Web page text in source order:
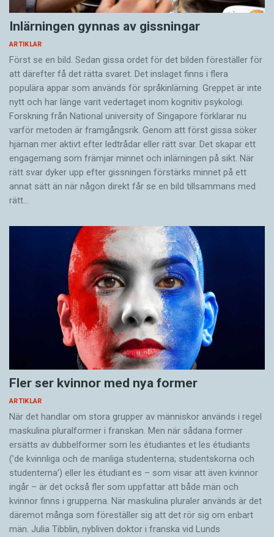
Inlärningen gynnas av gissningar
ARTIKLAR
Först se en bild. Sedan gissa ordet för det bilden föreställer för
att därefter få det rätta svaret. Det inslaget finns i flera
populära appar som används för språkinlärning. Greppet är inte
nytt och har länge varit vedertaget inom kognitiv psykologi.
Forskning från National university of Singa­pore förklarar nu
varför metoden är framgångsrik. Genom att först gissa ­söker
hjärnan mer aktivt ­efter ledtrådar eller rätt svar. Det skapar ett
engagemang som främjar minnet och inlärningen på sikt. När
rätt svar dyker upp efter gissningen förstärks minnet på ett
annat sätt än när någon direkt får se en bild tillsammans med
rätt…
Fler ser kvinnor med nya former
ARTIKLAR
När det handlar om stora grupper av människor används i regel
maskulina pluralformer i franskan. Men när sådana ­former
ersätts av dubbel­former som les étudiantes et les étudiants
(’de kvinnliga och de manliga studenterna; studentskorna och
studenterna’) eller les étudiant·es – som visar att även kvinnor
ingår – är det också fler som uppfattar att både män och
kvinnor finns i grupperna. När maskulina pluraler används är det
där­emot många som föreställer sig att det rör sig om enbart
män. Julia Tibblin, nybliven doktor i franska vid Lunds